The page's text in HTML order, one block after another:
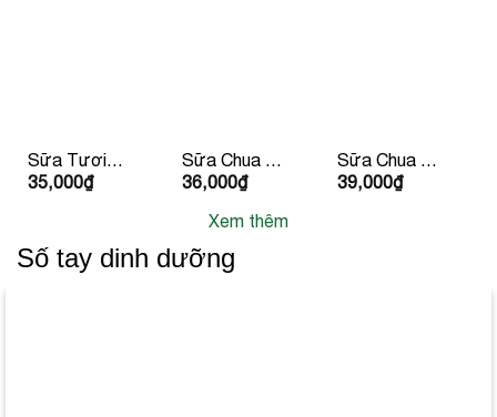
Sữa Tươi
Tiệt Trùng
180ml x 4
hộp
35,000₫
Sữa Chua Hy
Lạp Lucas
36,000₫
Sữa Chua Hy
Lạp Lucas Vị
39,000₫
Xem thêm
Số tay dinh dưỡng